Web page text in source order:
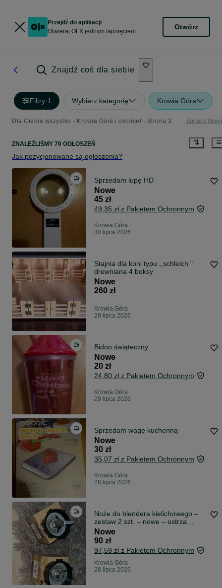
Przejdź do aplikacji
Otwieraj OLX jednym tapnięciem
Otwórz
Znajdź coś dla siebie
Filtry·1 Wybierz kategorię Krowia Góra
Dla Ciebie wszystko - Krowia Góra i okolice! - Strona 3 Zobacz
ZNALEŹLIŚMY 70 OGŁOSZEŃ
Jak pozycjonowane są ogłoszenia?
Sprzedam lupę HD
Nowe
45 zł
49,35 zł z Pakietem Ochronnym
Krowia Góra
30 lipca 2026
Stajnia dla koni typu ,,schleich "
drewniana 4 boksy
Nowe
260 zł
Krowia Góra
29 lipca 2026
Bidon świąteczny
Nowe
20 zł
24,80 zł z Pakietem Ochronnym
Krowia Góra
29 lipca 2026
Sprzedam wagę kuchenną
Nowe
30 zł
35,07 zł z Pakietem Ochronnym
Krowia Góra
28 lipca 2026
Noże do blendera kielichowego –
zestaw 2 szt. – nowe – ostrza
zamienne
Nowe
90 zł
97,59 zł z Pakietem Ochronnym
Krowia Góra
28 lipca 2026